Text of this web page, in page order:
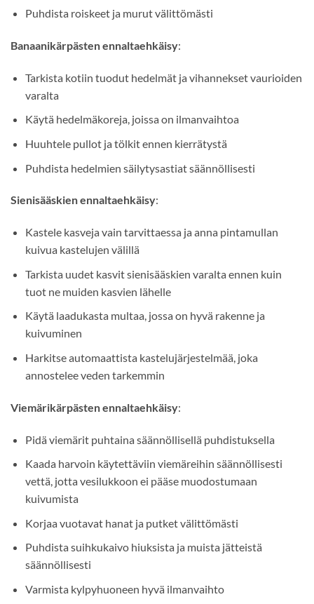
Puhdista roiskeet ja murut välittömästi
Banaanikärpästen ennaltaehkäisy:
Tarkista kotiin tuodut hedelmät ja vihannekset vaurioiden
varalta
Käytä hedelmäkoreja, joissa on ilmanvaihtoa
Huuhtele pullot ja tölkit ennen kierrätystä
Puhdista hedelmien säilytysastiat säännöllisesti
Sienisääskien ennaltaehkäisy:
Kastele kasveja vain tarvittaessa ja anna pintamullan
kuivua kastelujen välillä
Tarkista uudet kasvit sienisääskien varalta ennen kuin
tuot ne muiden kasvien lähelle
Käytä laadukasta multaa, jossa on hyvä rakenne ja
kuivuminen
Harkitse automaattista kastelujärjestelmää, joka
annostelee veden tarkemmin
Viemärikärpästen ennaltaehkäisy:
Pidä viemärit puhtaina säännöllisellä puhdistuksella
Kaada harvoin käytettäviin viemäreihin säännöllisesti
vettä, jotta vesilukkoon ei pääse muodostumaan
kuivumista
Korjaa vuotavat hanat ja putket välittömästi
Puhdista suihkukaivo hiuksista ja muista jätteistä
säännöllisesti
Varmista kylpyhuoneen hyvä ilmanvaihto